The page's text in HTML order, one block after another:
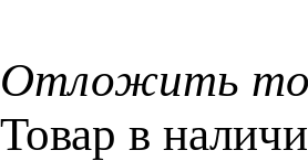
Отложить
Товар в